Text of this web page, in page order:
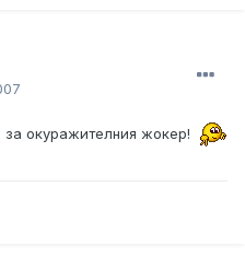
окуражителния жокер!